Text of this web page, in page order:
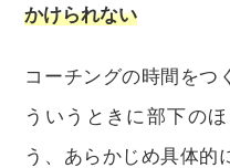
かけられない
コーチングの時間をつ
ういうときに部下の
う、あらかじめ具体的